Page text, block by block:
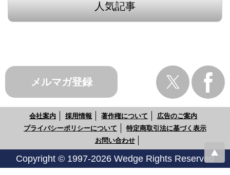
人気記事
メルマガ登録
会社案内 採用情報 著作権について
広告のご案内
プライバシーポリシーについて
特定商取引法に基づく表示
お問い合わせ
Copyright © 1997-2026 Wedge Rights Reserved